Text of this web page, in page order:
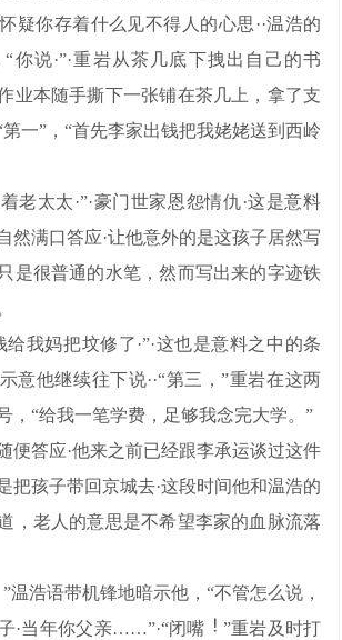
疑你存着什么见不得人的心思··温浩的
你说·”·重岩从茶几底下拽出自己的书
业本随手撕下一张铺在茶几上，拿了支
一”，“首先李家出钱把我姥姥送到西岭
老太太·”·豪门世家恩怨情仇·这是意料
然满口答应·让他意外的是这孩子居然写
是很普通的水笔，然而写出来的字迹铁
我妈把坟修了·”·这也是意料之中的条
意他继续往下说··“第三，”重岩在这两
，“给我一笔学费，足够我念完大学。”
便答应·他来之前已经跟李承运谈过这件
把孩子带回京城去·这段时间他和温浩的
，老人的意思是不希望李家的血脉流落
温浩语带机锋地暗示他，“不管怎么说，
·当年你父亲……”·“闭嘴
”重岩及时打